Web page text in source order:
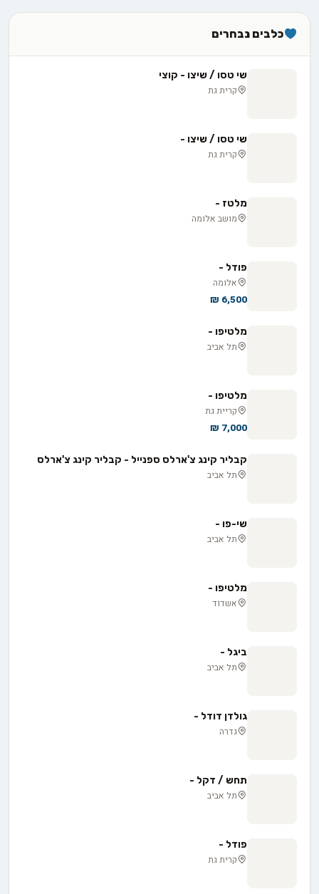
כלבים נבחרים
שי טסו / שיצו - קוצי
קרית גת
שי טסו / שיצו -
קרית גת
מלטז -
מושב אלומה
פודל -
אלומה
6,500 ₪
מלטיפו -
תל אביב
מלטיפו -
קריית גת
7,000 ₪
קבליר קינג צ'ארלס ספנייל - קבליר קינג צ'ארלס
תל אביב
שי-פו -
תל אביב
מלטיפו -
אשדוד
ביגל -
תל אביב
גולדן דודל -
גדרה
תחש / דקל -
תל אביב
פודל -
קרית גת